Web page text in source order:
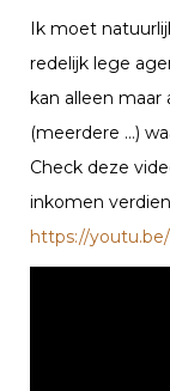
Ik moet
redelijk lege
kan alleen maar
(meerdere …)
Check deze
inkomen
https://youtu.be/